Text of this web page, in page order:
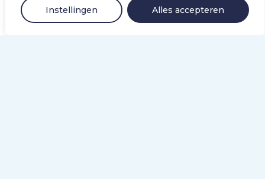
Instellingen Alles accepteren
Disclaimer